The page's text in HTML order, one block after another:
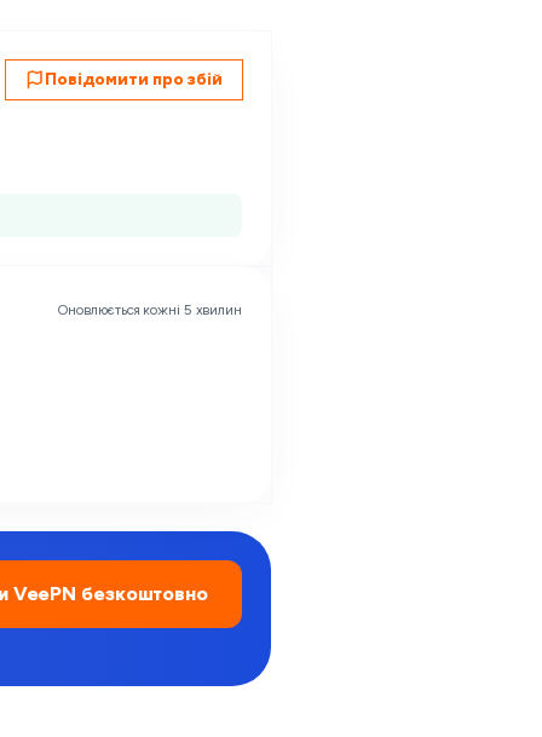
Повідомити про збій
Оновлюється кожні 5 хвилин
VeePN безкоштовно